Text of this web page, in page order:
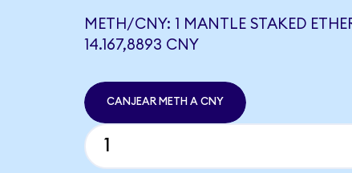
METH/CNY: 1 MANTLE STAKED
14.167,8893 CNY
CANJEAR METH A CNY